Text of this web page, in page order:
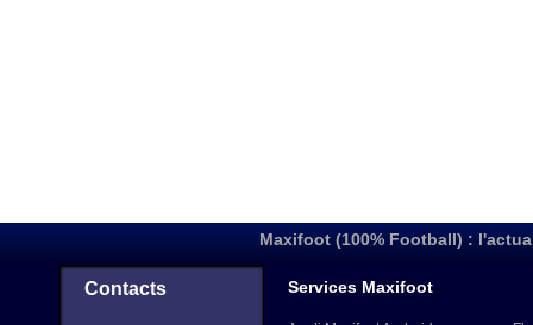
Maxifoot (100% Football) :
Contacts Services Maxifoot